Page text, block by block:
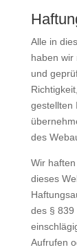
Alle in
haben wir
und
gestellten
des
Wir
dieses
des § 839
Aufrufen